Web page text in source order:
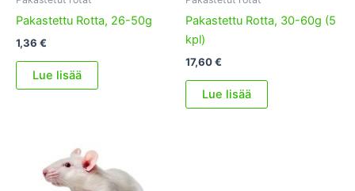
Pakastettu Rotta, 26-50g
1,36 €
Lue lisää
Pakastettu Rotta, 30-60g (5
kpl)
17,60€
Lue lisää